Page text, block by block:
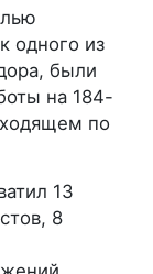
одного из
были
на 184-
по
13
8